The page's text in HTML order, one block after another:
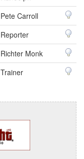
Pete Carroll
Reporter
Richter Monk
Trainer